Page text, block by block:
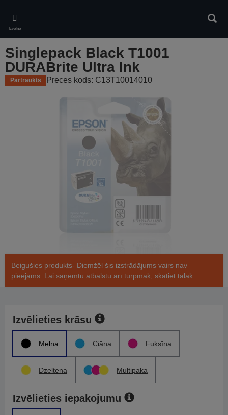
main
content
Izvēlne
Singlepack Black T1001
DURABrite Ultra Ink
Pārtraukts Preces kods: C13T10014010
Beigušies produkts- Diemžēl šis izstrādājums vairs nav
pieejams. Lai saņemtu atbalstu arī turpmāk, skatiet tālāk.
Izvēlieties krāsu
Melna Ciāna Fuksīna
Dzeltena Multipaka
Izvēlieties iepakojumu